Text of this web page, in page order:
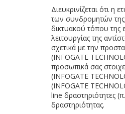
Διευκρινίζεται ότι
των συνδρομητών
δικτυακού τόπου
λειτουργίας της
σχετικά με την
(INFOGATE
προσωπικά σας
(INFOGATE
(INFOGATE
line δραστηριότητες
δραστηριότητας.